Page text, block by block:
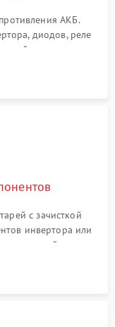
АКБ.
диодов, реле
поиск вздутых
плате.
с зачисткой
инвертора или
дорожек и